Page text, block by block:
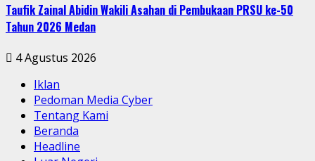
Taufik Zainal Abidin Wakili Asahan di Pembukaan PRSU ke-50
Tahun 2026 Medan
4 Agustus 2026
Iklan
Pedoman Media Cyber
Tentang Kami
Beranda
Headline